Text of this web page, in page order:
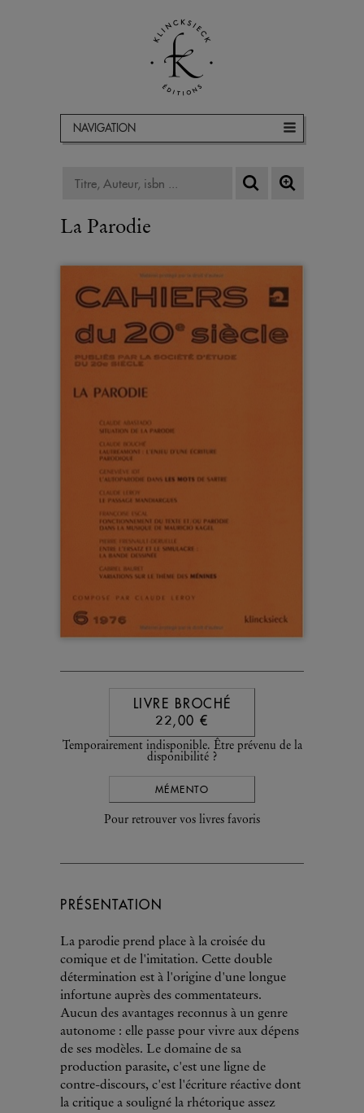
NAVIGATION
La Parodie
LIVRE BROCHÉ
22,00 €
Temporairement indisponible. Être prévenu de la
disponibilité ?
MÉMENTO
Pour retrouver vos livres favoris
PRÉSENTATION
La parodie prend place à la croisée du
comique et de l'imitation. Cette double
détermination est à l'origine d'une longue
infortune auprès des commentateurs.
Aucun des avantages reconnus à un genre
autonome : elle passe pour vivre aux dépens
de ses modèles. Le domaine de sa
production parasite, c'est une ligne de
contre-discours, c'est l'écriture réactive dont
la critique a souligné la rhétorique assez